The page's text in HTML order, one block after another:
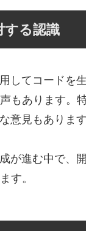
する認識
してコードを
もあります。
意見もあります
が進む中で、
す。